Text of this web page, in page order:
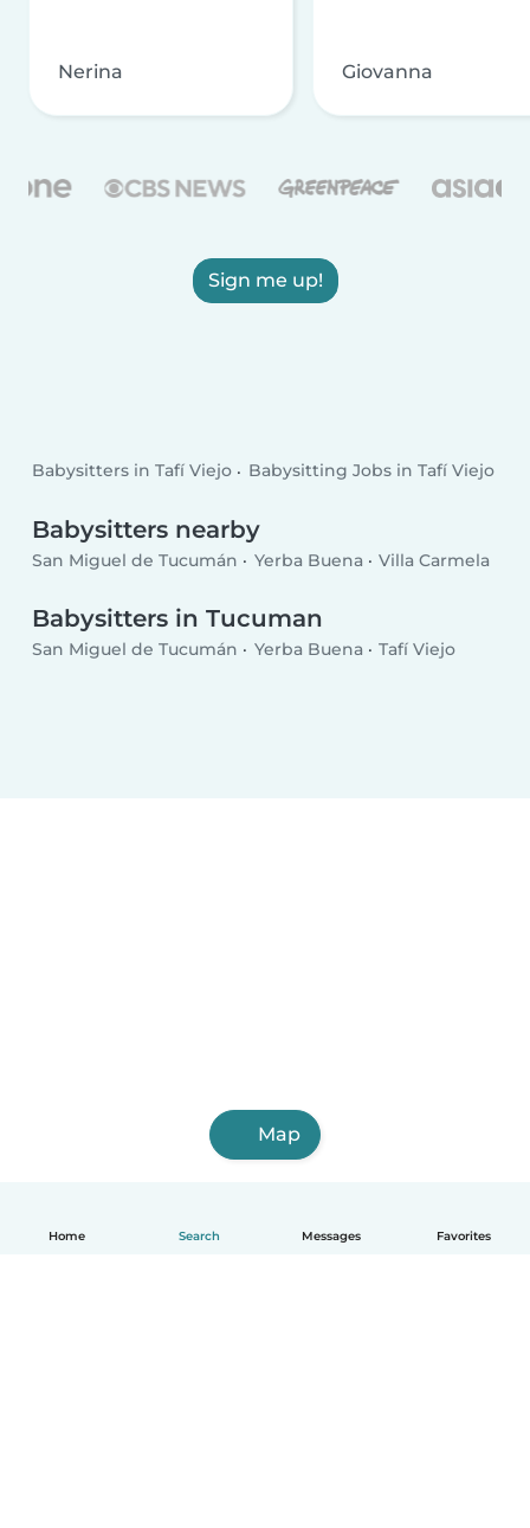
Home Search Messages Favorites
Nerina Giovanna
Sign me up!
Babysitters in Tafí Viejo Babysitting Jobs in Tafí Viejo
Babysitters nearby
San Miguel de Tucumán Yerba Buena Villa Carmela
Babysitters in Tucuman
San Miguel de Tucumán Yerba Buena Tafí Viejo
Map